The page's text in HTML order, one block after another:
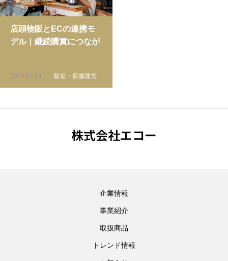
店頭物販とECの連携モ
デル｜継続購買につなが
法
2026.04.24 販促・店舗運営
株式会社エコー
企業情報
事業紹介
取扱商品
トレンド情報